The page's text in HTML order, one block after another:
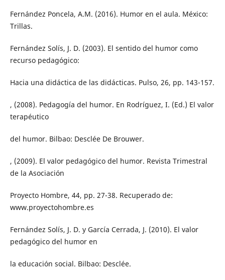
Fernández Poncela, A.M. (2016). Humor en el aula. México:
Trillas.
Fernández Solís, J. D. (2003). El sentido del humor como
recurso pedagógico:
Hacia una didáctica de las didácticas. Pulso, 26, pp. 143-157.
, (2008). Pedagogía del humor. En Rodríguez, I. (Ed.) El valor
terapéutico
del humor. Bilbao: Desclée De Brouwer.
, (2009). El valor pedagógico del humor. Revista Trimestral
de la Asociación
Proyecto Hombre, 44, pp. 27-38. Recuperado de:
www.proyectohombre.es
Fernández Solís, J. D. y García Cerrada, J. (2010). El valor
pedagógico del humor en
la educación social. Bilbao: Desclée.